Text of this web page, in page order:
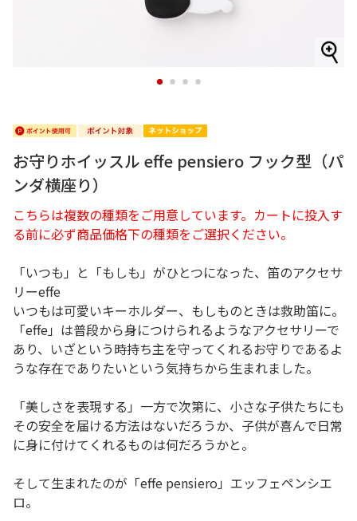
1 2 3 4
お守りホイッスル effe pensiero フック型（パ
ンダ横座り）
こちらは複数の種類をご用意しています。カートに投入す
る前に必ず商品価格下の種類をご選択ください。
「いつも」と「もしも」がひとつになった、笛のアクセサ
リーeffe
いつもは可愛いキーホルダー、もしものときは救助笛に。
「effe」は普段から身につけられるようなアクセサリーで
あり、いざという時持ち主を守ってくれるお守りであるよ
うな存在でありたいという気持ちから生まれました。
「美しさを表現する」一方で次第に、小さな子供たちにも
その安全を届ける方法はないだろうか、子供が喜んで日常
に身に付けてくれるものは何だろうかと。
そして生まれたのが「effe pensiero」エッフェペンシエ
ロ。